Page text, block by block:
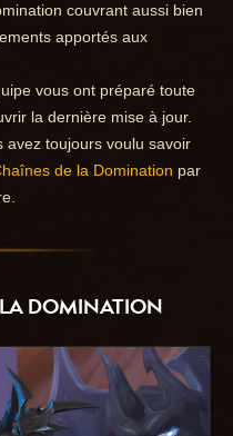
couvrant aussi bien
apportés aux
vous ont préparé toute
la dernière mise à jour.
avez toujours voulu savoir
de la Domination par
DOMINATION